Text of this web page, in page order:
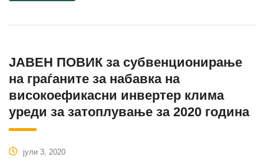
ЈАВЕН ПОВИК за субвенционирање
на граѓаните за набавка на
високоефикасни инвертер клима
уреди за затоплување за 2020 година
јули 3, 2020